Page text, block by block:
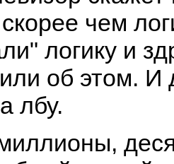
чем
логику и
об этом.
лбу.